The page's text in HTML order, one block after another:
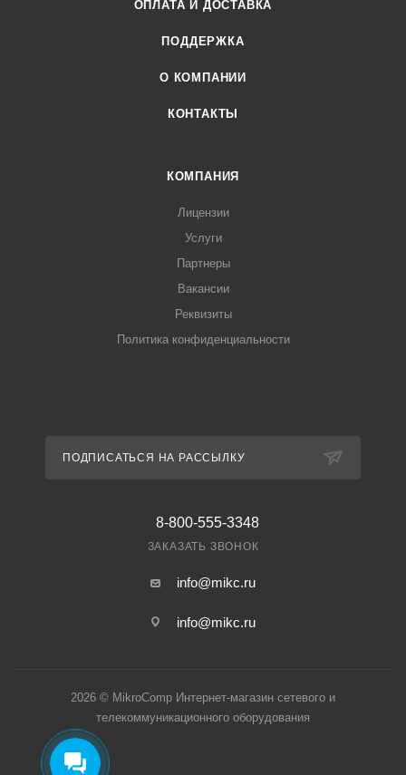
ОПЛАТА И ДОСТАВКА
ПОДДЕРЖКА
О КОМПАНИИ
КОНТАКТЫ
КОМПАНИЯ
Лицензии
Услуги
Партнеры
Вакансии
Реквизиты
Политика конфиденциальности
ПОДПИСАТЬСЯ НА РАССЫЛКУ
8-800-555-3348
ЗАКАЗАТЬ ЗВОНОК
info@mikc.ru
info@mikc.ru
2026 © MikroComp Интернет-магазин сетевого и
телекоммуникационного оборудования